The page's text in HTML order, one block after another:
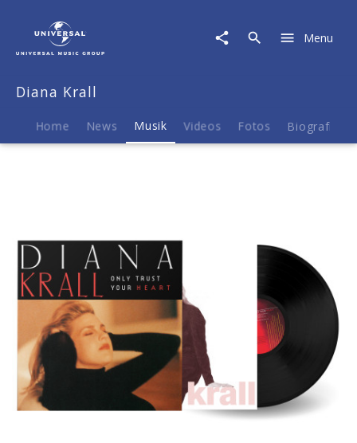
Musik
Only
Heart
Menu
Diana Krall
Home News Musik Videos Fotos Biografie